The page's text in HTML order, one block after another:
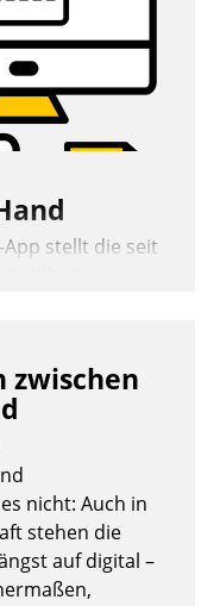
stellt die seit
zum
gehen
und auf
festgelegte
den
zwischen
nicht: Auch in
stehen die
auf digital –